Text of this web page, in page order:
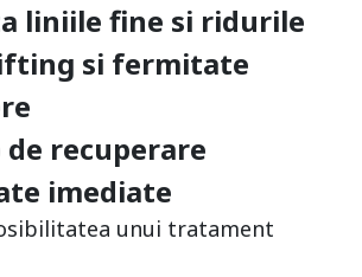
liniile fine si ridurile
si fermitate
de recuperare
imediate
unui tratament